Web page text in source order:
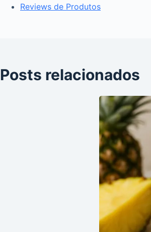
Reviews de Produtos
Posts relacionados